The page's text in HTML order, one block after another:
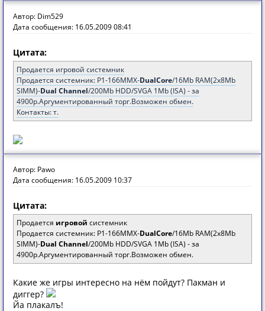
Автор: Dim529
Дата сообщения: 16.05.2009 08:41
Цитата:
Продается игровой системник
Продается системник: P1-166MMX-DualCore/16Mb RAM(2x8Mb
SIMM)-Dual Channel/200Mb HDD/SVGA 1Mb (ISA) - за
4900р.Аргументированный торг.Возможен обмен.
Контакты: т.
Автор: Pawo
Дата сообщения: 16.05.2009 10:37
Цитата:
Продается игровой системник
Продается системник: P1-166MMX-DualCore/16Mb RAM(2x8Mb
SIMM)-Dual Channel/200Mb HDD/SVGA 1Mb (ISA) - за
4900р.Аргументированный торг.Возможен обмен.
Какие же игры интересно на нём пойдут? Пакман и
диггер?
Йа плакалъ!